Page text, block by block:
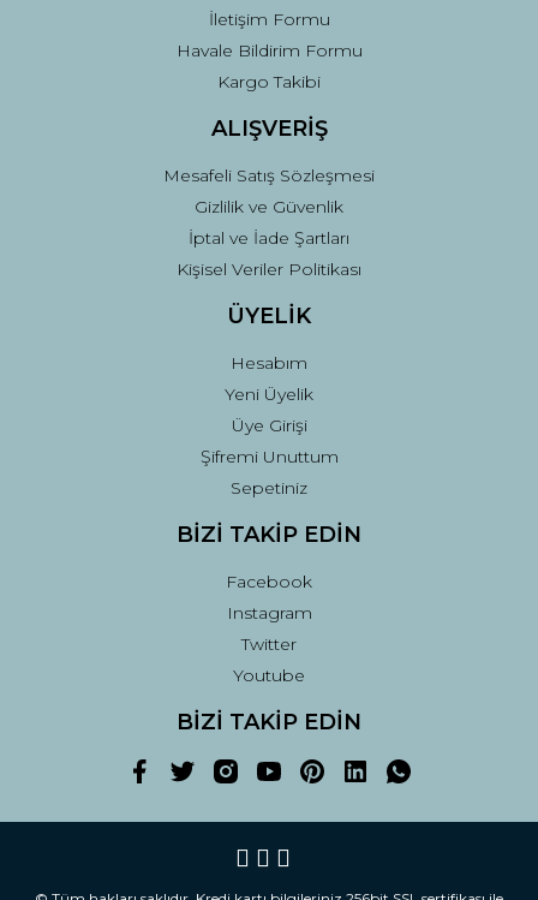
İletişim Formu
Havale Bildirim Formu
Kargo Takibi
ALIŞVERİŞ
Mesafeli Satış Sözleşmesi
Gizlilik ve Güvenlik
İptal ve İade Şartları
Kişisel Veriler Politikası
ÜYELİK
Hesabım
Yeni Üyelik
Üye Girişi
Şifremi Unuttum
Sepetiniz
BİZİ TAKİP EDİN
Facebook
Instagram
Twitter
Youtube
BİZİ TAKİP EDİN